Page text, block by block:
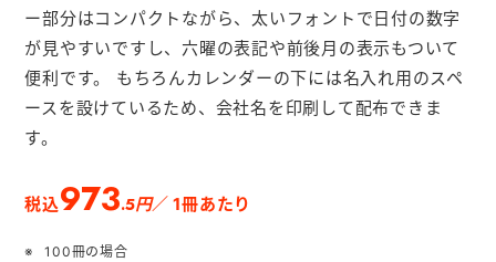
メモ帳本舗
クリアファイル本舗
ウェットティッシュ本舗
扇子本舗
ー部分はコンパクトながら、太いフォントで日付の数字
が見やすいですし、六曜の表記や前後月の表示もついて
便利です。 もちろんカレンダーの下には名入れ用のスペ
ースを設けているため、会社名を印刷して配布できま
す。
税込973.5円／ 1冊あたり
100冊の場合